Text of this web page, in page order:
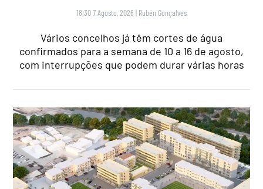
18:30 7 Agosto, 2026 | Rubén Gonçalves
Vários concelhos já têm cortes de água
confirmados para a semana de 10 a 16 de agosto,
com interrupções que podem durar várias horas